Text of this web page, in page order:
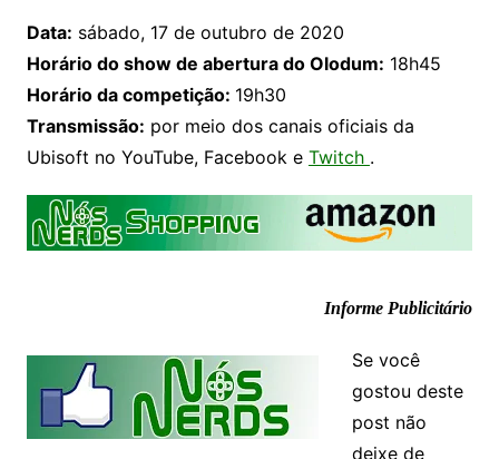
Data: sábado, 17 de outubro de 2020
Horário do show de abertura do Olodum: 18h45
Horário da competição: 19h30
Transmissão: por meio dos canais oficiais da
Ubisoft no YouTube, Facebook e Twitch .
Informe Publicitário
Se você
gostou deste
post não
deixe de